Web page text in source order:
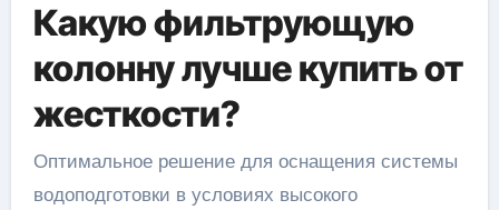
Какую фильтрующую
колонну лучше купить от
жесткости?
Оптимальное решение для оснащения системы
водоподготовки в условиях высокого